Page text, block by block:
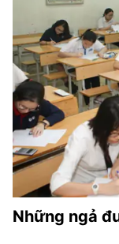
Những ngả